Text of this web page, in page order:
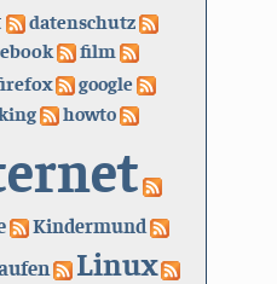
datenschutz
film
google
howto
Kindermund
Linux